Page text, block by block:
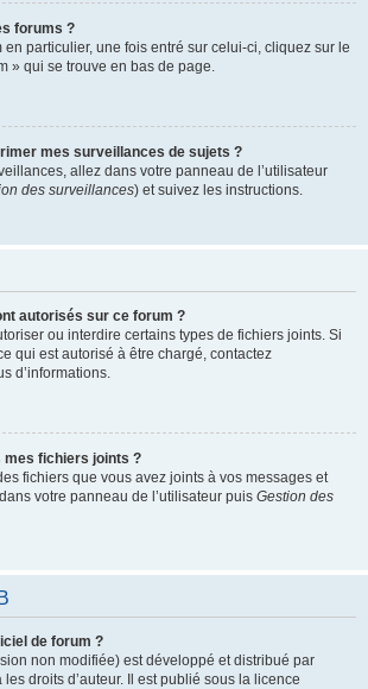
forums ?
en particulier, une fois entré sur celui-ci, cliquez sur le
» qui se trouve en bas de page.
mes surveillances de sujets ?
allez dans votre panneau de l’utilisateur
des surveillances) et suivez les instructions.
autorisés sur ce forum ?
ou interdire certains types de fichiers joints. Si
qui est autorisé à être chargé, contactez
d’informations.
fichiers joints ?
fichiers que vous avez joints à vos messages et
votre panneau de l’utilisateur puis Gestion des
de forum ?
non modifiée) est développé et distribué par
les droits d’auteur. Il est publié sous la licence